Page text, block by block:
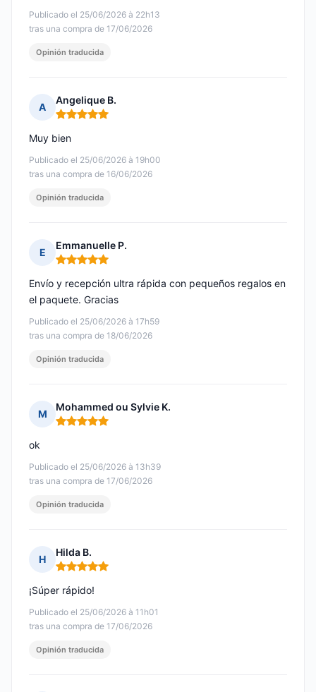
Publicado el 25/06/2026 à 22h13
tras una compra de 17/06/2026
Opinión traducida
A
Angelique B.
Nota: 5 de 5
Publicado el 25/06/2026 à 19h00
tras una compra de 16/06/2026
Muy bien
Opinión traducida
E
Emmanuelle P.
Nota: 5 de 5
Publicado el 25/06/2026 à 17h59
tras una compra de 18/06/2026
Envío y recepción ultra rápida con pequeños regalos en
el paquete. Gracias
Opinión traducida
M
Mohammed ou Sylvie K.
Nota: 5 de 5
Publicado el 25/06/2026 à 13h39
tras una compra de 17/06/2026
ok
Opinión traducida
H
Hilda B.
Nota: 5 de 5
Publicado el 25/06/2026 à 11h01
tras una compra de 17/06/2026
¡Súper rápido!
Opinión traducida